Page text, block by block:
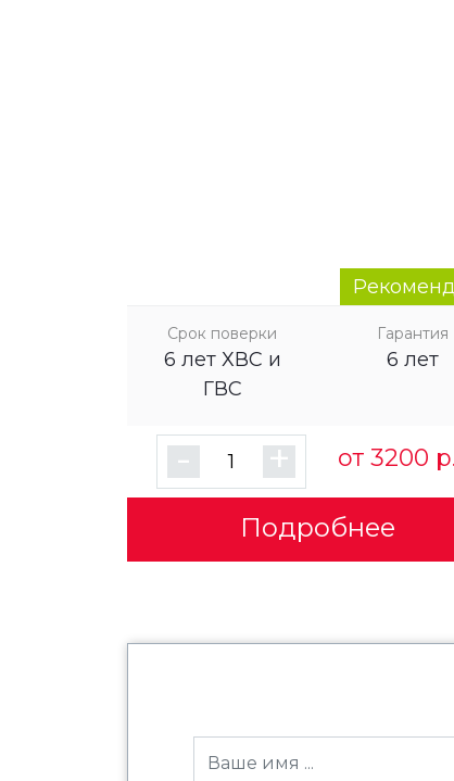
Срок поверки
6 лет ХВС и
ГВС
Гарантия
6 лет
- + от 3200 р.
Подробнее